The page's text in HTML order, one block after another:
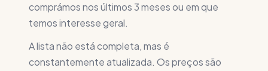
comprámos nos últimos 3 meses ou em que
temos interesse geral.
A lista não está completa, mas é
constantemente atualizada. Os preços são